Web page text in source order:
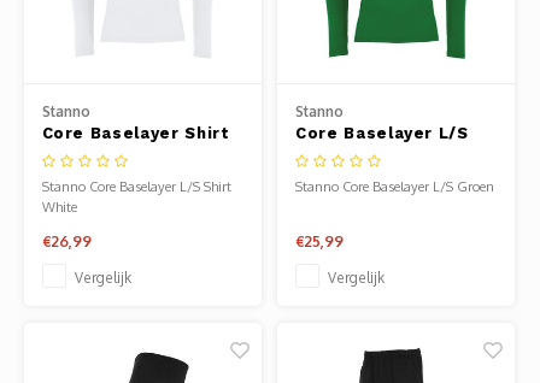
Stanno
Core Baselayer Shirt
Wit
Stanno Core Baselayer L/S Shirt
White
€26,99
Vergelijk
Stanno
Core Baselayer L/S
Groen
Stanno Core Baselayer L/S Groen
€25,99
Vergelijk